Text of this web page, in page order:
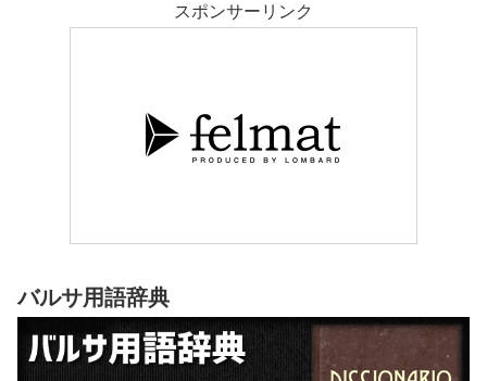
スポンサーリンク
バルサ用語辞典